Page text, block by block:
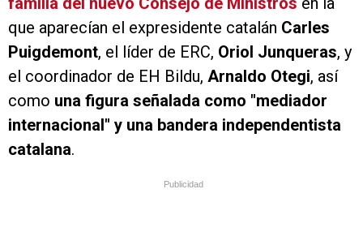
que aparecían el expresidente catalán Carles
Puigdemont, el líder de ERC, Oriol Junqueras, y
el coordinador de EH Bildu, Arnaldo Otegi, así
como una figura señalada como "mediador
internacional" y una bandera independentista
catalana.
Publicidad